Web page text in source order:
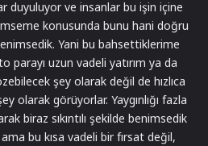
duyuluyor ve insanlar bu işin içine
konusunda bunu hani doğru
Yani bu bahsettiklerime
parayı uzun vadeli yatırım ya da
şey olarak değil de hızlıca
olarak görüyorlar. Yaygınlığı fazla
biraz sıkıntılı şekilde benimsedik
bu kısa vadeli bir fırsat değil,